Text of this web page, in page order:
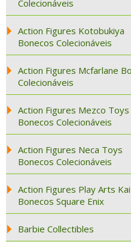
Colecionáveis
Action Figures Kotobukiya
Bonecos Colecionáveis
Action Figures Mcfarlane
Colecionáveis
Action Figures Mezco Toys
Bonecos Colecionáveis
Action Figures Neca Toys
Bonecos Colecionáveis
Action Figures Play Arts Kai
Bonecos Square Enix
Barbie Collectibles